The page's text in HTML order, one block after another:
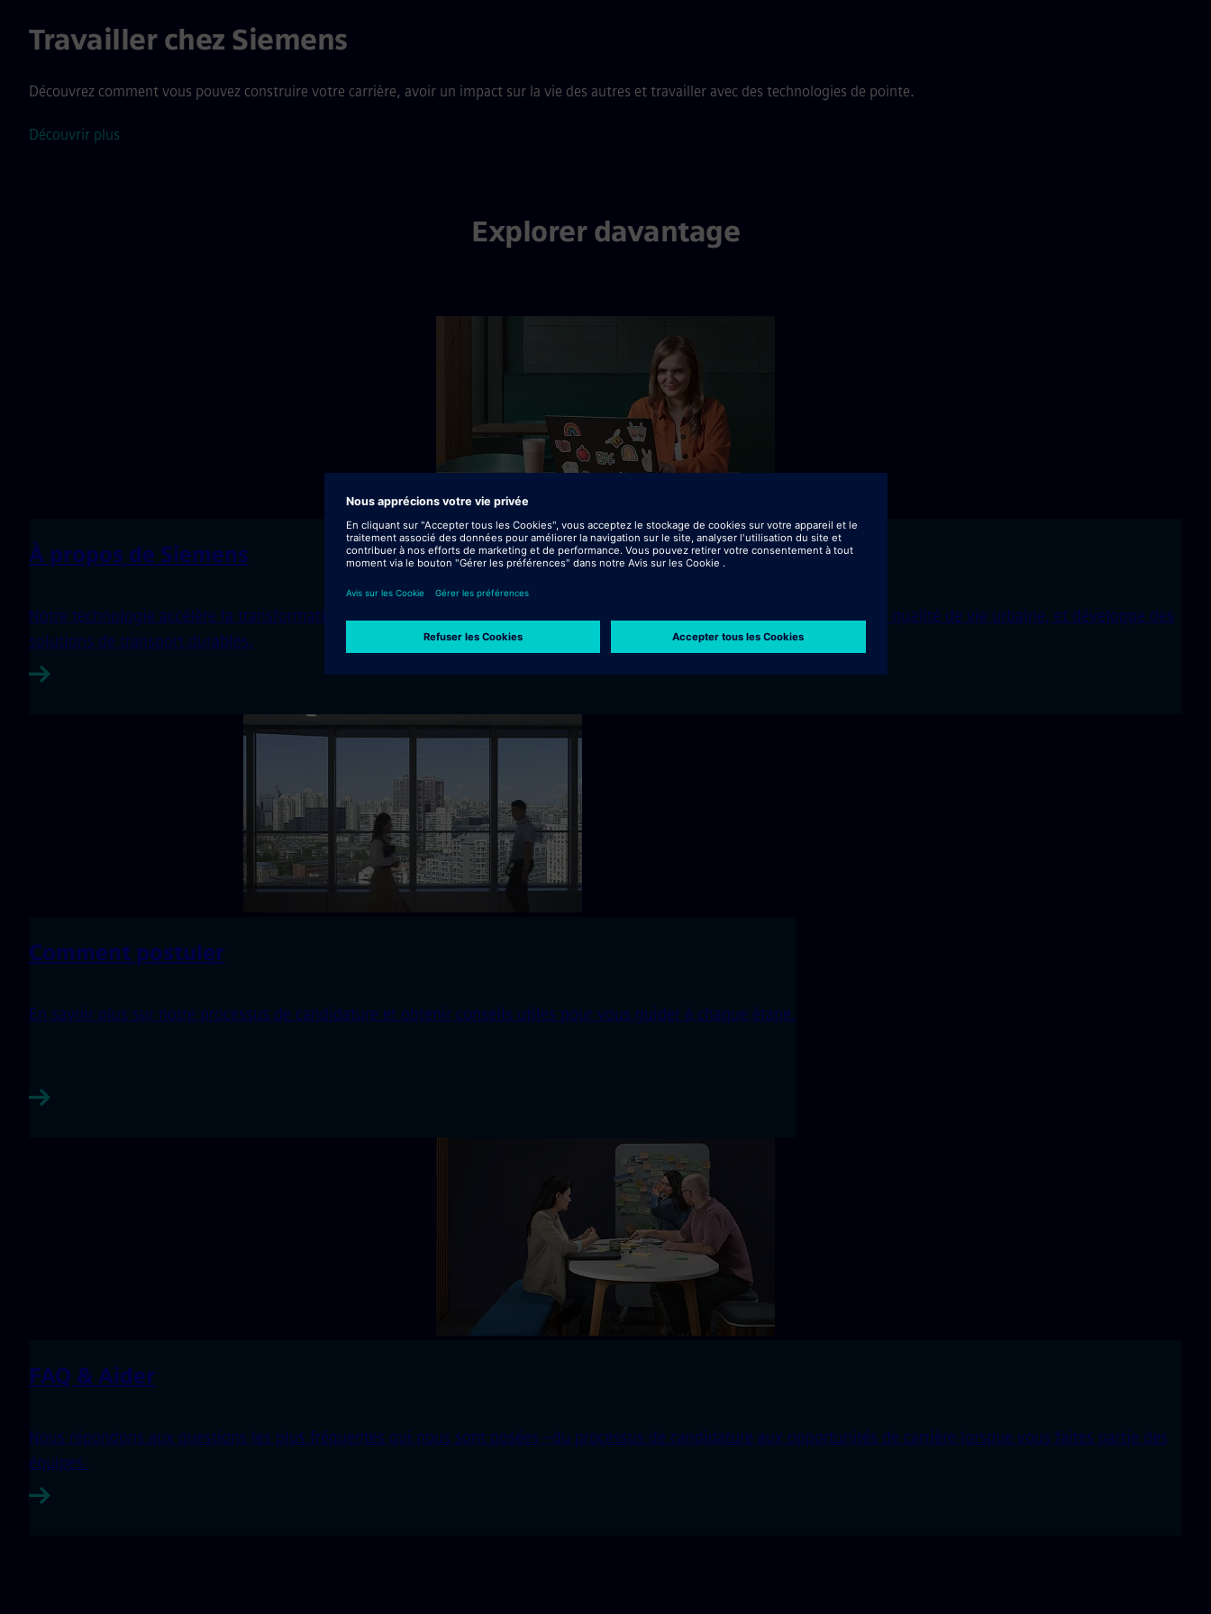
Travailler chez Siemens
Découvrez comment vous pouvez construire votre carrière, avoir un impact sur la vie des autres et travailler avec des technologies de pointe.
Découvrir plus
Explorer davantage
À propos de Siemens
Notre technologie accélère la transformation de nos clients grâce à l’IA industrielle : elle améliore l'efficacité des usines, la qualité de vie urbaine, et développe des
solutions de transport durables.
Comment postuler
En savoir plus sur notre processus de candidature et obtenir conseils utiles pour vous guider à chaque étape.
FAQ & Aider
Nous répondons aux questions les plus fréquentes qui nous sont posées –du processus de candidature aux opportunités de carrière lorsque vous faites partie des
équipes.